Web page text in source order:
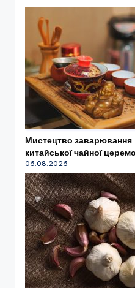
Мистецтво заварювання
китайської чайної
06.08.2026